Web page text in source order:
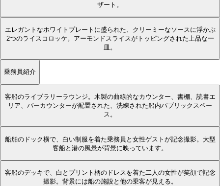
ザート。
エレガントなホワイトプレートに盛られた、クリーミーなソースに浮かぶ
2つのライスコロッケ。アーモンドスライスがトッピングされた上品な一
皿。
乗務員紹介
客船のライブラリーラウンジ。木製の曲線的なカウンター、書棚、読書エ
リア、バーカウンターが配置された、洗練された船内パブリックスペー
ス。
船舶のドック横で、白い制服を着た乗務員と女性ゲストが記念撮影。大型
客船と港の風景が背景に映っています。
客船のデッキで、白とプリント柄のドレスを着た二人の女性が笑顔で記念
撮影。背景には船の施設と他の乗客が見える。